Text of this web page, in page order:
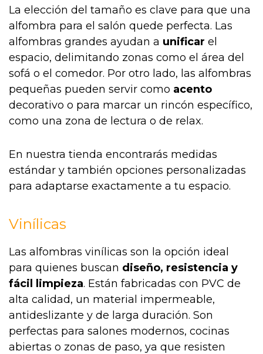
La elección del tamaño es clave para que una
alfombra para el salón quede perfecta. Las
alfombras grandes ayudan a unificar el
espacio, delimitando zonas como el área del
sofá o el comedor. Por otro lado, las alfombras
pequeñas pueden servir como acento
decorativo o para marcar un rincón específico,
como una zona de lectura o de relax.
En nuestra tienda encontrarás medidas
estándar y también opciones personalizadas
para adaptarse exactamente a tu espacio.
Vinílicas
Las alfombras vinílicas son la opción ideal
para quienes buscan diseño, resistencia y
fácil limpieza. Están fabricadas con PVC de
alta calidad, un material impermeable,
antideslizante y de larga duración. Son
perfectas para salones modernos, cocinas
abiertas o zonas de paso, ya que resisten